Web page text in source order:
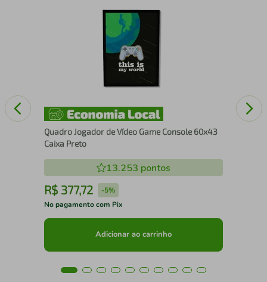
Quadro Jogador de Vídeo Game Console 60x43
Caixa Preto
13.253 pontos
R$ 377,72 -5%
No pagamento com Pix
Adicionar ao carrinho